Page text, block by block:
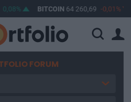
BITCOIN64 260,69 -0,01%
FORUM